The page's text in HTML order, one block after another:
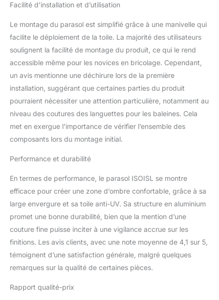
pliage facile.
pour une utilisation
facile.
UV50+ et
protection contre la pluie
haute qualité de 200
g/m² avec un revêtement
de protection UV50+ qui
bloque 99 % des rayons
nocifs. Le revêtement
imperméable rend le
parapluie utilisable même
en cas de pluie. Des
jardin, la terrasse et les
événements en plein air.
Système de structure
robuste : Cadre résistant
à la corrosion avec 8
nervures métalliques
renforcées et renforts
diagonaux pour une
stabilité maximale. La
base en croix renforcée
Facilité d’installation et d’utilisation
Le montage du parasol est simplifié grâce à une manivelle qui
facilite le déploiement de la toile. La majorité des utilisateurs
soulignent la facilité de montage du produit, ce qui le rend
accessible même pour les novices en bricolage. Cependant,
un avis mentionne une déchirure lors de la première
installation, suggérant que certaines parties du produit
pourraient nécessiter une attention particulière, notamment au
niveau des coutures des languettes pour les baleines. Cela
met en exergue l’importance de vérifier l’ensemble des
composants lors du montage initial.
Performance et durabilité
En termes de performance, le parasol ISOISL se montre
efficace pour créer une zone d’ombre confortable, grâce à sa
large envergure et sa toile anti-UV. Sa structure en aluminium
promet une bonne durabilité, bien que la mention d’une
couture fine puisse inciter à une vigilance accrue sur les
finitions. Les avis clients, avec une note moyenne de 4,1 sur 5,
témoignent d’une satisfaction générale, malgré quelques
remarques sur la qualité de certaines pièces.
Rapport qualité-prix